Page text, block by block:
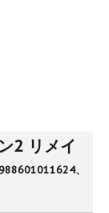
2 リメイ
、